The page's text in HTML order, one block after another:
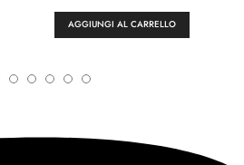
AGGIUNGI AL CARRELLO